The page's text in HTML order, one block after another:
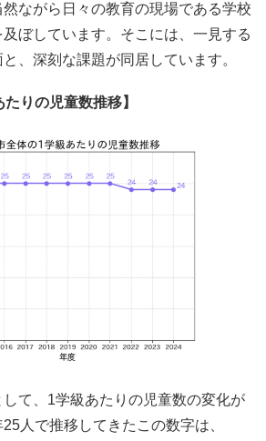
ながら日々の教育の現場である学校
ぼしています。そこには、一見する
、深刻な課題が同居しています。
たりの児童数推移】
して、1学級あたりの児童数の変化が
人で推移してきたこの数字は、